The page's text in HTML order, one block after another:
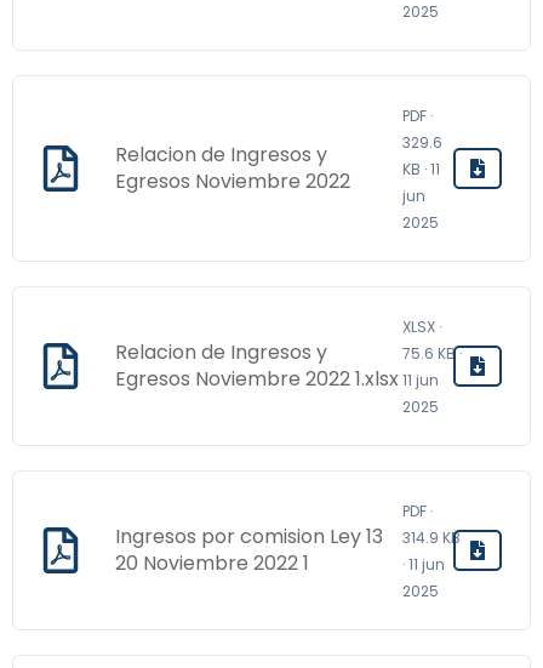
2025
Relacion de Ingresos y
Egresos Noviembre 2022
PDF ·
329.6
KB · 11
jun
2025
Relacion de Ingresos y
Egresos Noviembre 2022 1.xlsx
XLSX ·
75.6 KB ·
11 jun
2025
Ingresos por comision Ley 13
20 Noviembre 2022 1
PDF ·
314.9 KB
· 11 jun
2025